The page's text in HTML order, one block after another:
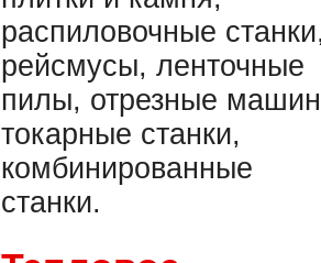
распиловочные
рейсмусы, ленточные
пилы, отрезные
токарные станки,
комбинированные
станки.